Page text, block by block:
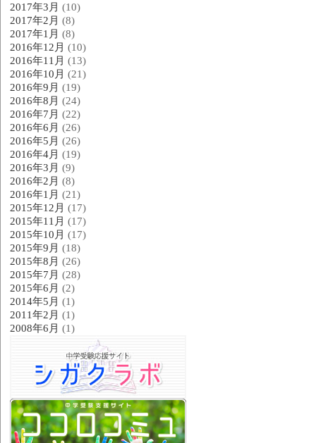
2017年3月 (10)
2017年2月 (8)
2017年1月 (8)
2016年12月 (10)
2016年11月 (13)
2016年10月 (21)
2016年9月 (19)
2016年8月 (24)
2016年7月 (22)
2016年6月 (26)
2016年5月 (26)
2016年4月 (19)
2016年3月 (9)
2016年2月 (8)
2016年1月 (21)
2015年12月 (17)
2015年11月 (17)
2015年10月 (17)
2015年9月 (18)
2015年8月 (26)
2015年7月 (28)
2015年6月 (2)
2014年5月 (1)
2011年2月 (1)
2008年6月 (1)